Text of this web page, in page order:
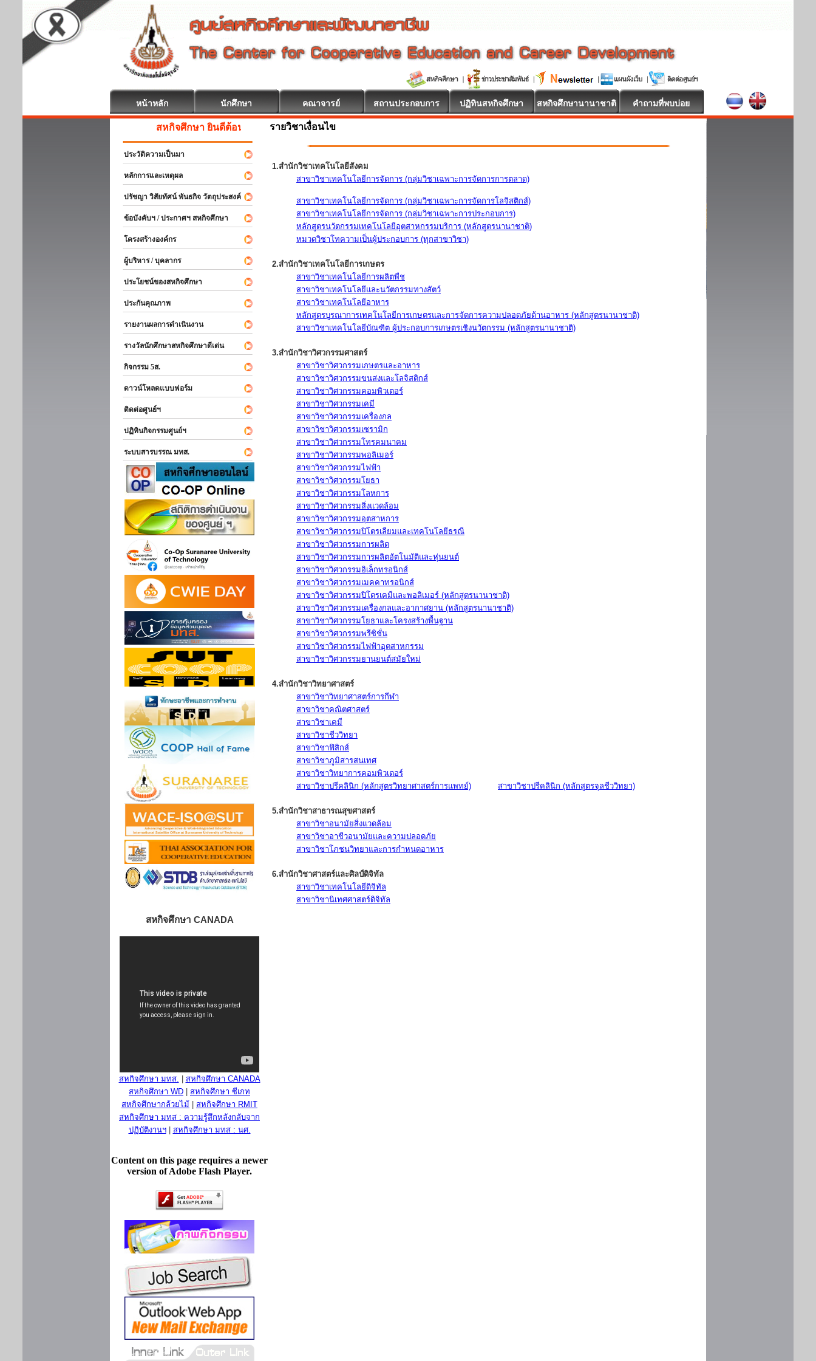
หน้าหลัก นักศึกษา คณาจารย์ สถานประกอบการ ปฏิทินสหกิจศึกษา สหกิจศึกษานานาชาติ คำถามที่พบบ่อย
สหกิจศึกษา ยินดีต้อนรับ
ประวัติความเป็นมา
หลักการและเหตุผล
ปรัชญา วิสัยทัศน์ พันธกิจ วัตถุประสงค์
ข้อบังคับฯ / ประกาศฯ สหกิจศึกษา
โครงสร้างองค์กร
ผู้บริหาร / บุคลากร
ประโยชน์ของสหกิจศึกษา
ประกันคุณภาพ
รายงานผลการดำเนินงาน
รางวัลนักศึกษาสหกิจศึกษาดีเด่น
กิจกรรม 5ส.
ดาวน์โหลดแบบฟอร์ม
ติดต่อศูนย์ฯ
ปฏิทินกิจกรรมศูนย์ฯ
ระบบสารบรรณ มทส.
สหกิจศึกษา CANADA
สหกิจศึกษา มทส.
สหกิจศึกษา CANADA
สหกิจศึกษา WD
สหกิจศึกษา ซีเกท
สหกิจศึกษากล้วยไม้
สหกิจศึกษา RMIT
สหกิจศึกษา มทส : ความรู้สึกหลังกลับจาก
ปฏิบัติงานฯ| สหกิจศึกษา มทส : นศ.
Content on this page requires a newer
version of Adobe Flash Player.
รายวิชาเงื่อนไข
1.สำนักวิชาเทคโนโลยีสังคม
สาขาวิชาเทคโนโลยีการจัดการ (กลุ่มวิชาเฉพาะการจัดการการตลาด)
สาขาวิชาเทคโนโลยีการจัดการ (กลุ่มวิชาเฉพาะการจัดการโลจิสติกส์)
สาขาวิชาเทคโนโลยีการจัดการ (กลุ่มวิชาเฉพาะการประกอบการ)
หลักสูตรนวัตกรรมเทคโนโลยีอุตสาหกรรมบริการ (หลักสูตรนานาชาติ)
หมวดวิชาโทความเป็นผู้ประกอบการ (ทุกสาขาวิชา)
2.สำนักวิชาเทคโนโลยีการเกษตร
สาขาวิชาเทคโนโลยีการผลิตพืช
สาขาวิชาเทคโนโลยีและนวัตกรรมทางสัตว์
สาขาวิชาเทคโนโลยีอาหาร
หลักสูตรบูรณาการเทคโนโลยีการเกษตรและการจัดการความปลอดภัยด้านอาหาร (หลักสูตรนานาชาติ)
สาขาวิชาเทคโนโลยีบัณฑิต ผู้ประกอบการเกษตรเชิงนวัตกรรม (หลักสูตรนานาชาติ)
3.สำนักวิชาวิศวกรรมศาสตร์
สาขาวิชาวิศวกรรมเกษตรและอาหาร
สาขาวิชาวิศวกรรมขนส่งและโลจิสติกส์
สาขาวิชาวิศวกรรมคอมพิวเตอร์
สาขาวิชาวิศวกรรมเคมี
สาขาวิชาวิศวกรรมเครื่องกล
สาขาวิชาวิศวกรรมเซรามิก
สาขาวิชาวิศวกรรมโทรคมนาคม
สาขาวิชาวิศวกรรมพอลิเมอร์
สาขาวิชาวิศวกรรมไฟฟ้า
สาขาวิชาวิศวกรรมโยธา
สาขาวิชาวิศวกรรมโลหการ
สาขาวิชาวิศวกรรมสิ่งแวดล้อม
สาขาวิชาวิศวกรรมอุตสาหการ
สาขาวิชาวิศวกรรมปิโตรเลียมและเทคโนโลยีธรณี
สาขาวิชาวิศวกรรมการผลิต
สาขาวิชาวิศวกรรมการผลิตอัตโนมัติและหุ่นยนต์
สาขาวิชาวิศวกรรมอิเล็กทรอนิกส์
สาขาวิชาวิศวกรรมเมคคาทรอนิกส์
สาขาวิชาวิศวกรรมปิโตรเคมีและพอลิเมอร์ (หลักสูตรนานาชาติ)
สาขาวิชาวิศวกรรมเครื่องกลและอากาศยาน (หลักสูตรนานาชาติ)
สาขาวิชาวิศวกรรมโยธาและโครงสร้างพื้นฐาน
สาขาวิชาวิศวกรรมพรีซิชั่น
สาขาวิชาวิศวกรรมไฟฟ้าอุตสาหกรรม
สาขาวิชาวิศวกรรมยานยนต์สมัยใหม่
4.สำนักวิชาวิทยาศาสตร์
สาขาวิชาวิทยาศาสตร์การกีฬา
สาขาวิชาคณิตศาสตร์
สาขาวิชาเคมี
สาขาวิชาชีววิทยา
สาขาวิชาฟิสิกส์
สาขาวิชาภูมิสารสนเทศ
สาขาวิชาวิทยาการคอมพิวเตอร์
สาขาวิชาปรีคลินิก (หลักสูตรวิทยาศาสตร์การแพทย์)
สาขาวิชาปรีคลินิก (หลักสูตรจุลชีววิทยา)
5.สำนักวิชาสาธารณสุขศาสตร์
สาขาวิชาอนามัยสิ่งแวดล้อม
สาขาวิชาอาชีวอนามัยและความปลอดภัย
สาขาวิชาโภชนวิทยาและการกำหนดอาหาร
6.สำนักวิชาศาสตร์และศิลป์ดิจิทัล
สาขาวิชาเทคโนโลยีดิจิทัล
สาขาวิชานิเทศศาสตร์ดิจิทัล